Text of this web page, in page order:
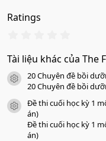
Ratings
0
0
s
a
o
Tài liệu khác của The
icon tài liệu
20 Chuyên đề bồi
20 Chuyên đề bồi
icon tài liệu
Đề thi cuối học kỳ 1
án)
Đề thi cuối học kỳ 1
án)